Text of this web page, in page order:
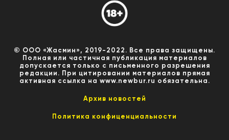
© ООО «Жасмин», 2019-2022. Все права защищены.
Полная или частичная публикация материалов
допускается только с письменного разрешения
редакции. При цитировании материалов прямая
активная ссылка на www.newbur.ru обязательна.
Архив новостей
Политика конфиценциальности